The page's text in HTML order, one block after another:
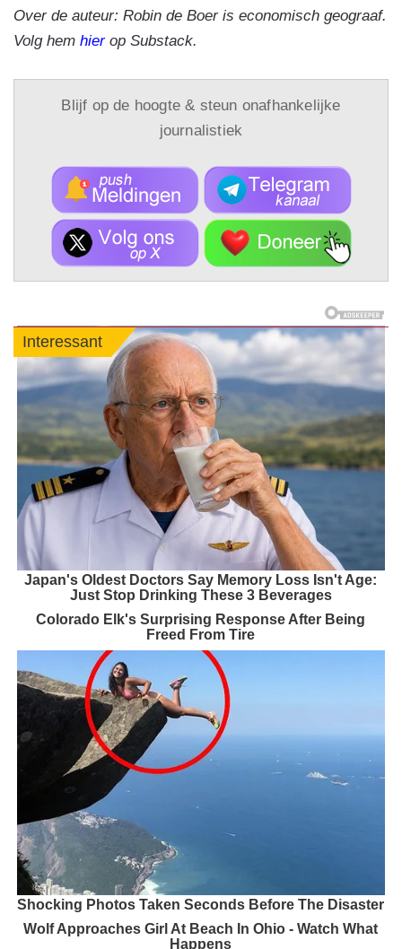
Over de auteur: Robin de Boer is economisch geograaf.
Volg hem hierop Substack.
Blijf op de hoogte & steun onafhankelijke
journalistiek
Interessant
Japan's Oldest Doctors Say Memory Loss Isn't Age:
Just Stop Drinking These 3 Beverages
Colorado Elk's Surprising Response After Being
Freed From Tire
Shocking Photos Taken Seconds Before The Disaster
Wolf Approaches Girl At Beach In Ohio - Watch What
Happens